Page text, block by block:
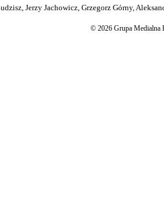
Jerzy Jachowicz, Grzegorz Górny,
© 2026 Grupa Medialna